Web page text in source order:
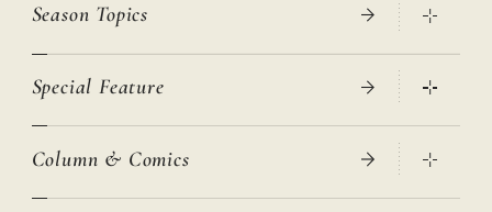
Season Topics
真夏のひんやりグッズ 2026
ニトリ・イケア・無印良品で賢くおしゃれなインテリア
Special Feature
2026年春夏 トレンドファッションニュース
Column & Comics